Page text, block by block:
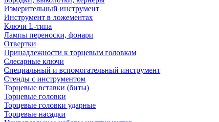
Измерительный инструмент
Инструмент в ложементах
Ключи L-типа
Лампы переноски, фонари
Отвертки
Принадлежности к торцевым головкам
Слесарные ключи
Специальный и вспомогательный инструмент
Стенды с инструментом
Торцевые вставки (биты)
Торцевые головки
Торцевые головки ударные
Торцевые насадки